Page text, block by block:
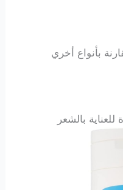
بأنواع أخري
بالشعر